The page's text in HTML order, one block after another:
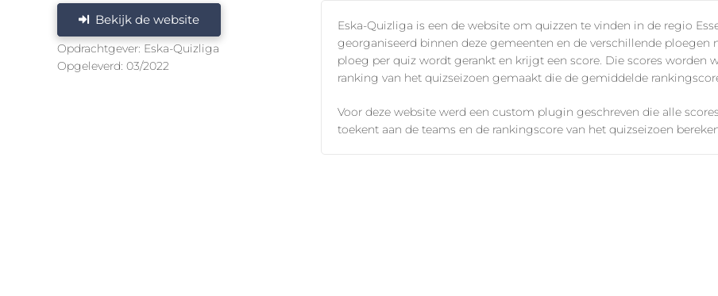
Bekijk de website
Opdrachtgever: Eska-Quizliga
Opgeleverd: 03/2022
Eska-Quizliga is een de website om quizzen te vinden in de regio
georganiseerd binnen deze gemeenten en de verschillende ploegen
ploeg per quiz wordt gerankt en krijgt een score. Die scores worden
ranking van het quizseizoen gemaakt die de gemiddelde
Voor deze website werd een custom plugin geschreven die alle
toekent aan de teams en de rankingscore van het quizseizoen